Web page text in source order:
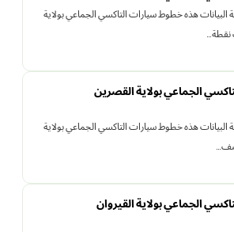
هذه خطوط سيارات التاكسي الجماعي بولاية
نقطة…
الجماعي بولاية القصرين
هذه خطوط سيارات التاكسي الجماعي بولاية
الجماعي بولاية القيروان